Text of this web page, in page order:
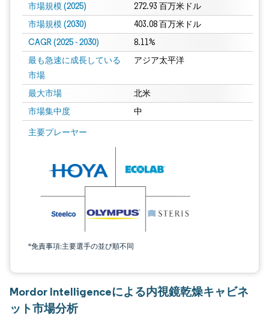
市場規模 (2025) 272.93 百万米ドル
市場規模 (2030) 403.08 百万米ドル
CAGR (2025 - 2030) 8.11%
最も急速に成長している
市場
アジア太平洋
最大市場 北米
市場集中度 中
主要プレーヤー
*免責事項:主要選手の並び順不同
Mordor Intelligenceによる内視鏡乾燥キャビネ
ット市場分析